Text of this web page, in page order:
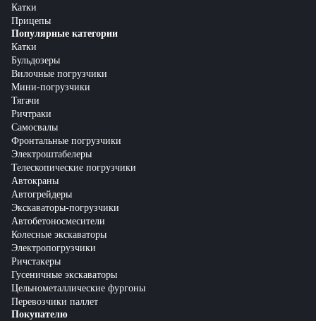
Катки
Прицепы
Популярные категории
Катки
Бульдозеры
Вилочные погрузчики
Мини-погрузчики
Тягачи
Ричтраки
Самосвалы
Фронтальные погрузчики
Электроштабелеры
Телескопические погрузчики
Автокраны
Автогрейдеры
Экскаваторы-погрузчики
Автобетоносмесители
Колесные экскаваторы
Электропогрузчики
Ричстакеры
Гусеничные экскаваторы
Цельнометаллические фургоны
Перевозчики паллет
Покупателю